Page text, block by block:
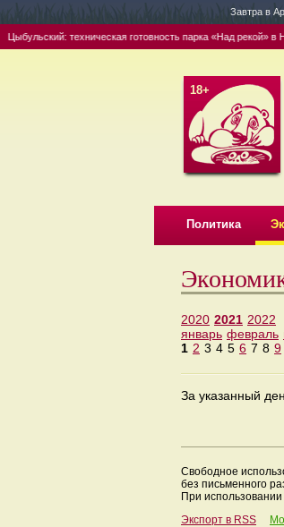
Завтра в
техническая готовность парка «Над рекой» в
18+
Политика
2020 2021 2022
январь февраль
1 2 3 4 5 6 7 8 9
За указанный
Свободное
без письменного
При
Экспорт в RSS